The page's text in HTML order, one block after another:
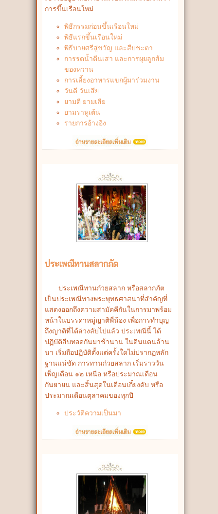
การขึ้นเรือนใหม่
พิธีกรรมก่อนขึ้นเรือนใหม่
พิธีแรกขึ้นเรือนใหม่
พิธีบายศรีสู่ขวัญ และสืบชะตา
การรดน้ำตีนเสา และการผุยลูกส้ม
ของหวาน
การเลี้ยงอาหารแขกผู้มาร่วมงาน
วันดี วันเสีย
ยามดี ยามเสีย
ยามราหูเต้น
รายการอ้างอิง
ประเพณีทานสลากภัต
ประเพณีทานก๋วยสลาก หรือสลากภัต
เป็นประเพณีทางพระพุทธศาสนาที่สำคัญที่
แสดงออกถึงความสามัคคีกันในการมาพร้อม
หน้าในบรรดาหมู่ญาติพี่น้อง เพื่อการทำบุญ
ถึงญาติที่ได้ล่วงลับไปแล้ว ประเพณีนี้ ได้
ปฏิบัติสืบทอดกันมาช้านาน ในดินแดนล้าน
นา เริ่มถือปฏิบัติตั้งแต่ครั้งใดไม่ปรากฏหลัก
ฐานแน่ชัด การทานก๋วยสลาก เริ่มราววัน
เพ็ญเดือน ๑๒ เหนือ หรือประมาณเดือน
กันยายน และสิ้นสุดในเดือนเกี๋ยงดับ หรือ
ประมาณเดือนตุลาคมของทุกปี
ประวัติความเป็นมา